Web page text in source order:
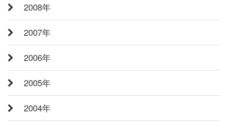
2008年
2007年
2006年
2005年
2004年